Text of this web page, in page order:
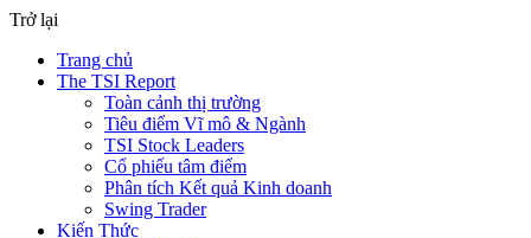
Trở lại
Trang chủ
The TSI Report
Toàn cảnh thị trường
Tiêu điểm Vĩ mô & Ngành
TSI Stock Leaders
Cổ phiếu tâm điểm
Phân tích Kết quả Kinh doanh
Swing Trader
Kiến Thức